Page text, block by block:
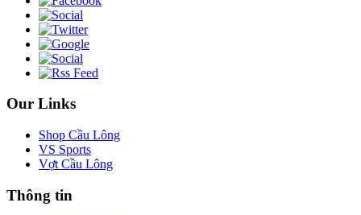
Our Links
Shop Cầu Lông
VS Sports
Vợt Cầu Lông
Thông tin